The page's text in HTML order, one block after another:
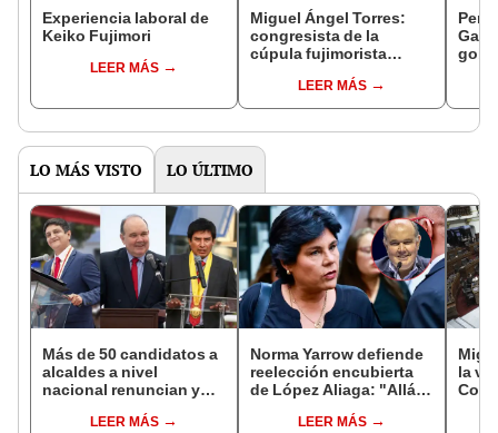
Experiencia laboral de
Keiko Fujimori
LEER MÁS
Miguel Ángel Torres:
congresista de la
cúpula fujimorista
del SenadoLEER MÁS
LO MÁS VISTO LO ÚLTIMO
Más de 50 candidatos a
alcaldes a nivel
nacional renuncian y
encubiertaLEER MÁS
Norma Yarrow defiende
reelección encubierta
de López Aliaga: "Allá el
sacar la vuelta"
LEER MÁS
la